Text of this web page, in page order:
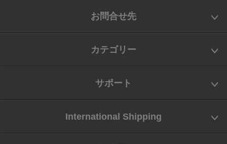
お問合せ先
カテゴリー
サポート
International Shipping